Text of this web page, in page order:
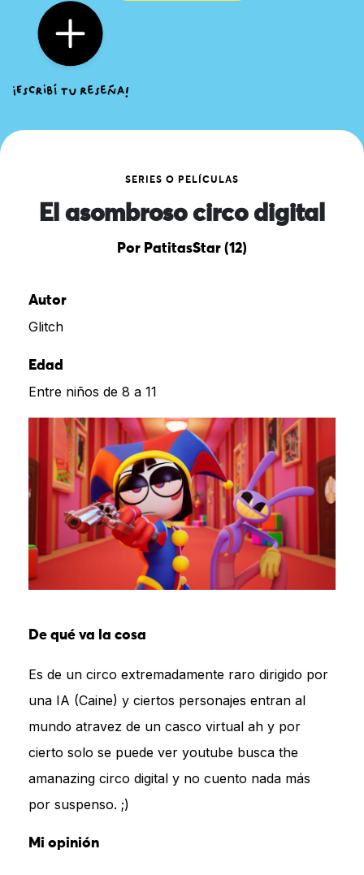
SERIES O PELÍCULAS
El asombroso circo digital
Por PatitasStar (12)
Autor
Glitch
Edad
Entre niños de 8 a 11
De qué va la cosa
Es de un circo extremadamente raro dirigido por
una IA (Caine) y ciertos personajes entran al
mundo atravez de un casco virtual ah y por
cierto solo se puede ver youtube busca the
amanazing circo digital y no cuento nada más
por suspenso. ;)
Mi opinión